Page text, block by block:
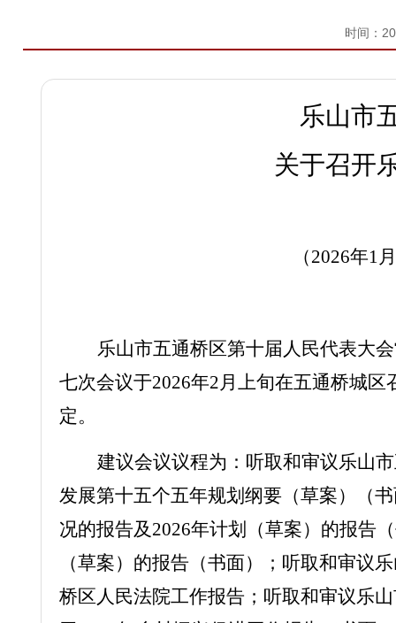
时间：
乐山市
关于召开
（2026年1月
乐山市五通桥区第十届人民代表大
七次会议于2026年2月 上旬在五通桥城区
定。
建议会议议程为：听取和审议乐山市
发展第十五个五年规划纲要（草案）（
况的报告及 2026年计划（草案）的报告
（草案）的报告（书面）；听取和审议
桥区人民法院工作报告；听取和审议乐